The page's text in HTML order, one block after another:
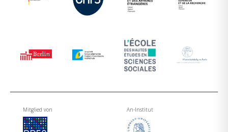
Mitglied von An-Institut